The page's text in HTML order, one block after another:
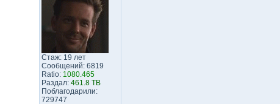
Стаж: 19 лет
Сообщений: 6819
Ratio: 1080.465
Раздал: 461.8 TB
Поблагодарили:
729747